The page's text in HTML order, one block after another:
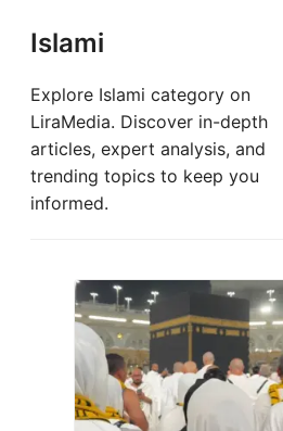
Islami
Explore Islami category on
LiraMedia. Discover in-depth
articles, expert analysis, and
trending topics to keep you
informed.